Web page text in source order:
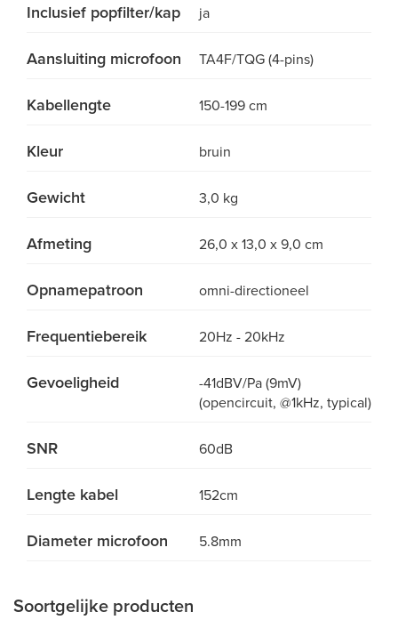
Inclusief popfilter/kap ja
Aansluiting microfoon TA4F/TQG (4-pins)
Kabellengte 150-199 cm
Kleur bruin
Gewicht 3,0 kg
Afmeting 26,0 x 13,0 x 9,0 cm
Opnamepatroon omni-directioneel
Frequentiebereik 20Hz - 20kHz
Gevoeligheid
-41dBV/Pa (9mV)
(opencircuit, @1kHz, typical)
SNR 60dB
Lengte kabel 152cm
Diameter microfoon 5.8mm
Soortgelijke producten